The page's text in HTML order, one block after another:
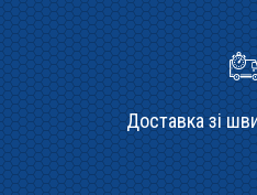
Доставка зі